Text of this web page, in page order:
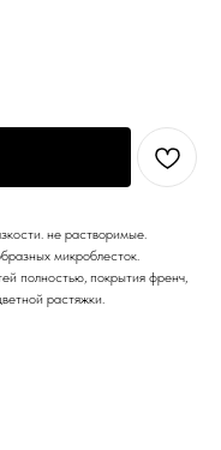
не растворимые.
микроблесток.
полностью, покрытия френч,
растяжки.